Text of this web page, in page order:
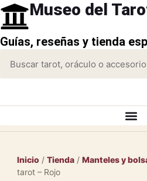
Museo del
Guías, reseñas y tienda
Inicio / Tienda / Manteles y
tarot – Rojo